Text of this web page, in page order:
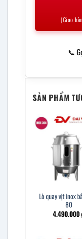
(Giao
📞
SẢN PHẨM
Lò quay vịt inox
80
4.490.000